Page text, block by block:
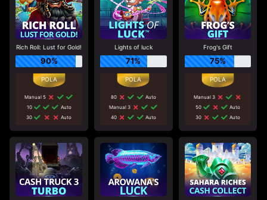
Rich Roll: Lust for Gold!
90%
Manual 5
10
Auto
30
Auto
Lights of luck
71%
80
Auto
Manual 3
40
Auto
Frog's Gift
75%
Manual 3
50
Auto
30
Auto